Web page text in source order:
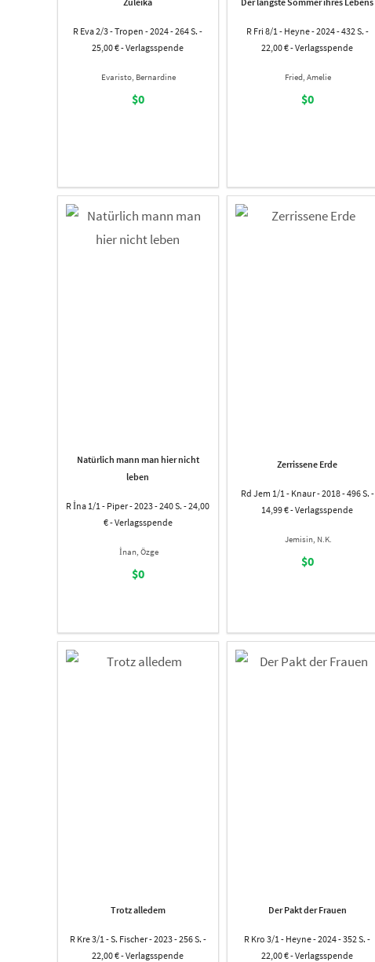
R Eva 2/3 - Tropen - 2024 - 264 S. -
25,00 € - Verlagsspende
Evaristo, Bernardine
$0
R Fri 8/1 - Heyne - 2024 - 432 S. -
22,00 € - Verlagsspende
Fried, Amelie
$0
Natürlich mann man hier nicht
leben
R İna 1/1 - Piper - 2023 - 240 S. - 24,00
€ - Verlagsspende
İnan, Özge
$0
Zerrissene Erde
Rd Jem 1/1 - Knaur - 2018 - 496 S. -
14,99 € - Verlagsspende
Jemisin, N.K.
$0
Trotz alledem
R Kre 3/1 - S. Fischer - 2023 - 256 S. -
22,00 € - Verlagsspende
Der Pakt der Frauen
R Kro 3/1 - Heyne - 2024 - 352 S. -
22,00 € - Verlagsspende